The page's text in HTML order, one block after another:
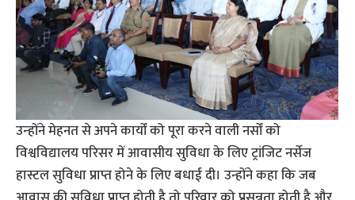
उन्‍होंने मेहनत से अपने कार्यों को पूरा करने वाली नर्सों को
विश्वविद्यालय परिसर में आवासीय सुविधा के लिए ट्रांजिट नर्सेज
हास्टल सुविधा प्राप्त होने के लिए बधाई दी। उन्होंने कहा कि जब